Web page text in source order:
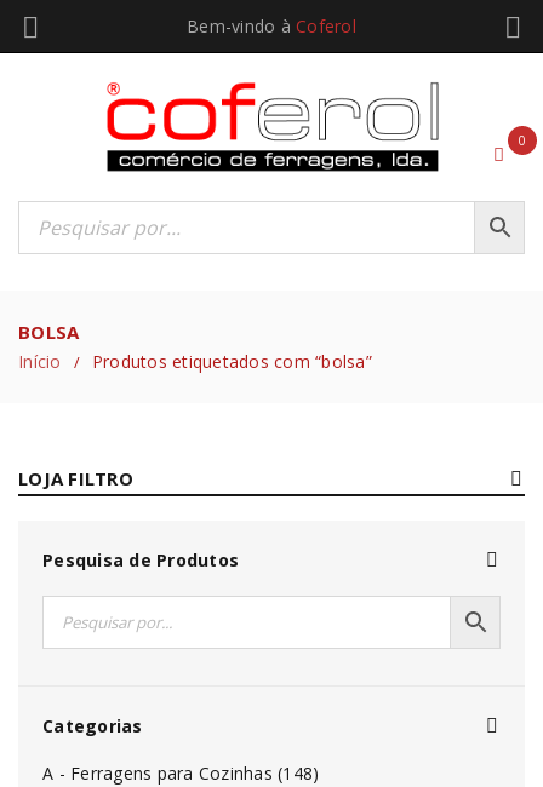
Bem-vindo à Coferol
0
BOLSA
Início / Produtos etiquetados com “bolsa”
LOJA FILTRO
Pesquisa de Produtos
Categorias
A - Ferragens para Cozinhas (148)